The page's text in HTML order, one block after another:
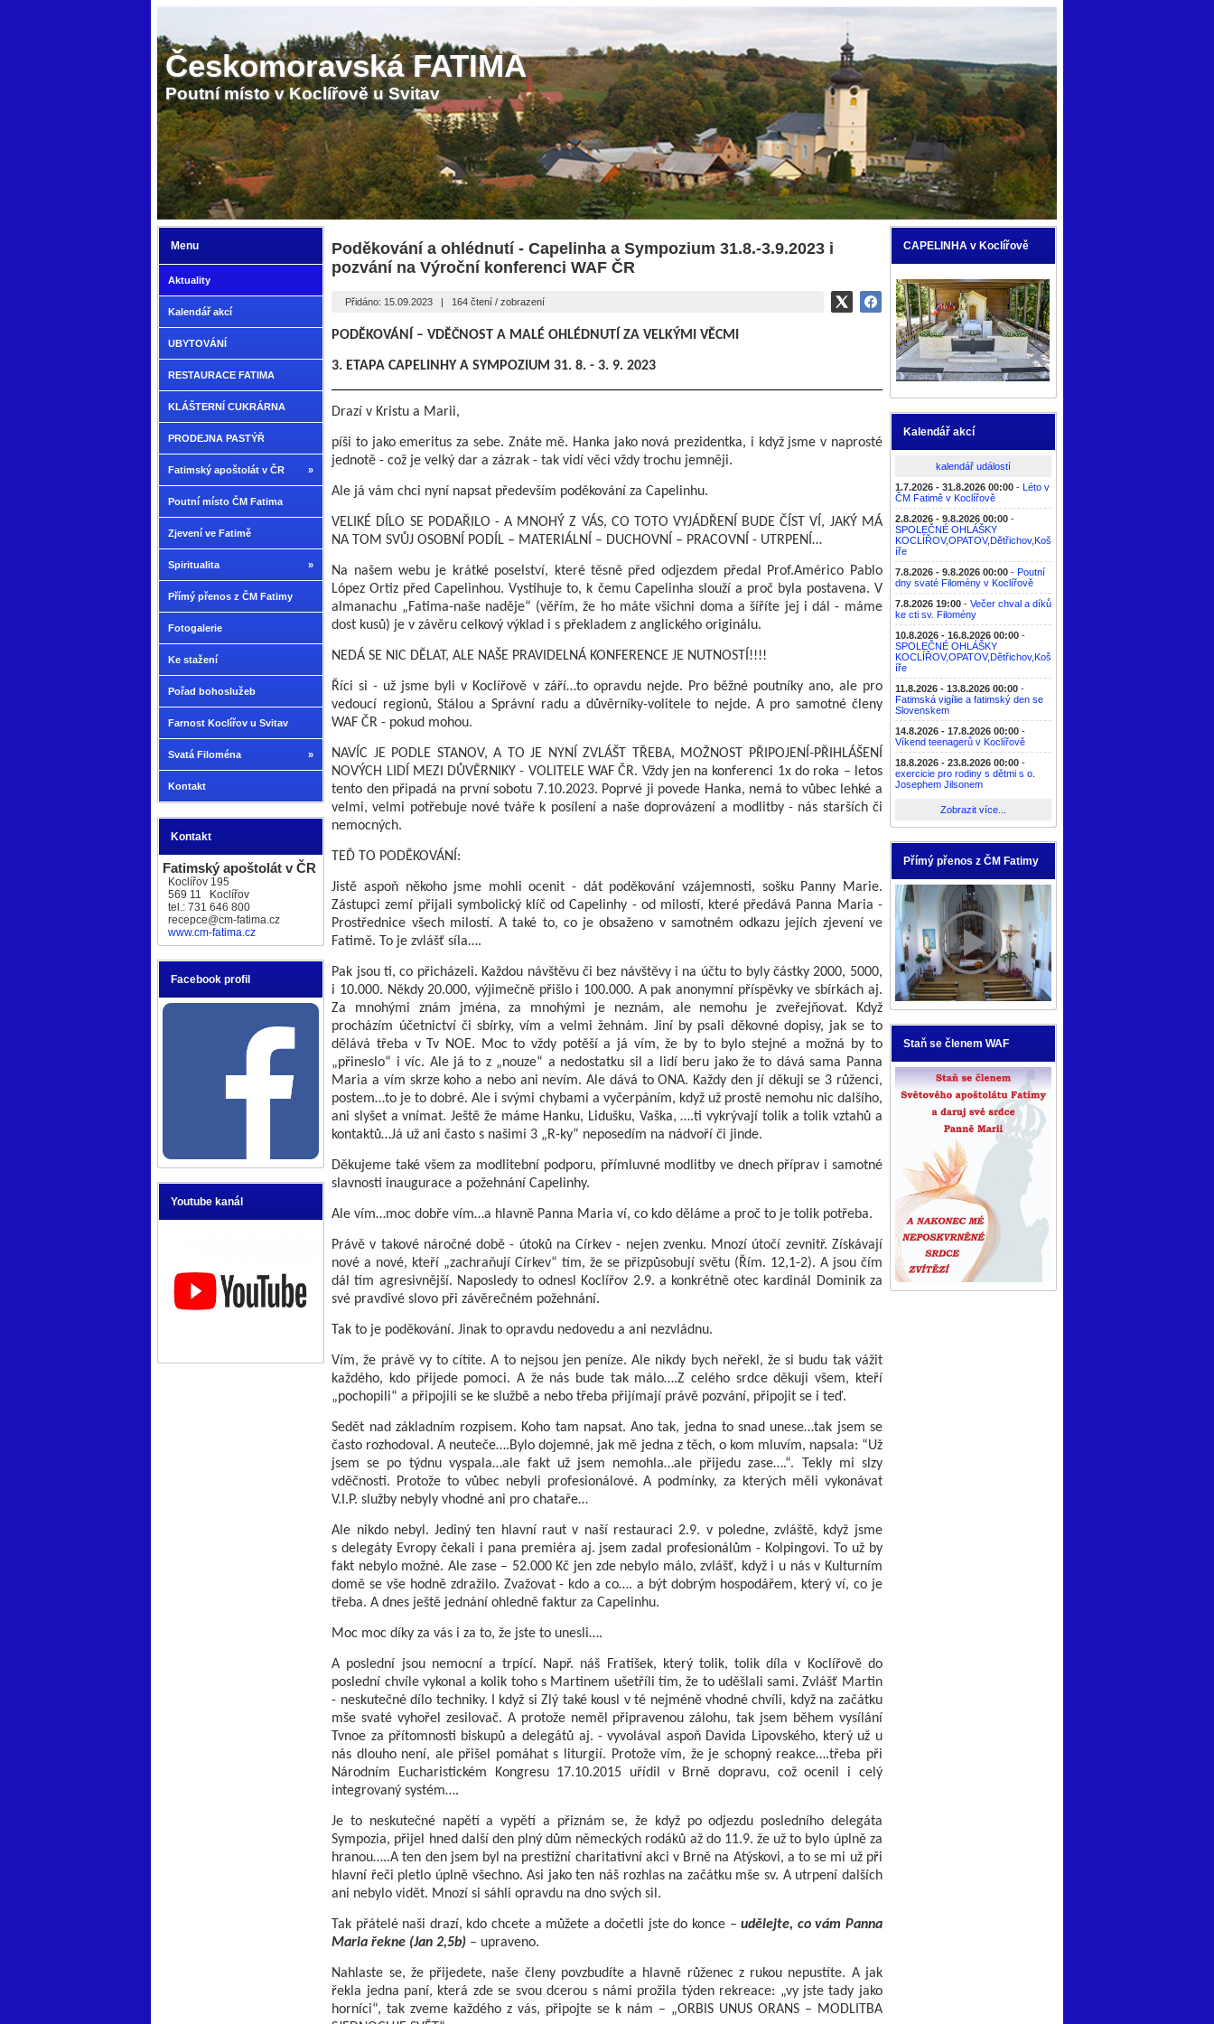
Českomoravská FATIMA
Poutní místo v Koclířově u Svitav
Menu
Aktuality
Kalendář akcí
UBYTOVÁNÍ
RESTAURACE FATIMA
KLÁŠTERNÍ CUKRÁRNA
PRODEJNA PASTÝŘ
»
Fatimský apoštolát v ČR
Poutní místo ČM Fatima
Zjevení ve Fatimě
»
Spiritualita
Přímý přenos z ČM Fatimy
Fotogalerie
Ke stažení
Pořad bohoslužeb
Farnost Koclířov u Svitav
»
Svatá Filoména
Kontakt
Kontakt
Fatimský apoštolát v ČR
Koclířov 195
569 11 Koclířov
tel.: 731 646 800
recepce@cm-fatima.cz
www.cm-fatima.cz
Facebook profil
Youtube kanál
CAPELINHA v Koclířově
Kalendář akcí
kalendář událostí
1.7.2026 - 31.8.2026 00:00- Léto v
ČM Fatimě v Koclířově
2.8.2026 - 9.8.2026 00:00-
SPOLEČNÉ OHLÁŠKY
KOCLÍŘOV,OPATOV,Dětřichov,Koš
íře
7.8.2026 - 9.8.2026 00:00- Poutní
dny svaté Filomény v Koclířově
7.8.2026 19:00- Večer chval a díků
ke cti sv. Filomény
10.8.2026 - 16.8.2026 00:00-
SPOLEČNÉ OHLÁŠKY
KOCLÍŘOV,OPATOV,Dětřichov,Koš
íře
11.8.2026 - 13.8.2026 00:00-
Fatimská vigílie a fatimský den se
Slovenskem
14.8.2026 - 17.8.2026 00:00-
Víkend teenagerů v Koclířově
18.8.2026 - 23.8.2026 00:00-
exercicie pro rodiny s dětmi s o.
Josephem Jilsonem
Zobrazit více...
Přímý přenos z ČM Fatimy
Staň se členem WAF
Poděkování a ohlédnutí - Capelinha a Sympozium 31.8.-3.9.2023 i
pozvání na Výroční konferenci WAF ČR
Přidáno: 15.09.2023 | 164 čtení / zobrazení
PODĚKOVÁNÍ – VDĚČNOST A MALÉ OHLÉDNUTÍ ZA VELKÝMI VĚCMI
3. ETAPA CAPELINHY A SYMPOZIUM 31. 8. - 3. 9. 2023
Drazí v Kristu a Marii,
píši to jako emeritus za sebe. Znáte mě. Hanka jako nová prezidentka, i když jsme v naprosté
jednotě - což je velký dar a zázrak - tak vidí věci vždy trochu jemněji.
Ale já vám chci nyní napsat především poděkování za Capelinhu.
VELIKÉ DÍLO SE PODAŘILO - A MNOHÝ Z VÁS, CO TOTO VYJÁDŘENÍ BUDE ČÍST VÍ, JAKÝ MÁ
NA TOM SVŮJ OSOBNÍ PODÍL – MATERIÁLNÍ – DUCHOVNÍ – PRACOVNÍ - UTRPENÍ…
Na našem webu je krátké poselství, které těsně před odjezdem předal Prof.Américo Pablo
López Ortiz před Capelinhou. Vystihuje to, k čemu Capelinha slouží a proč byla postavena. V
almanachu „Fatima-naše naděje“ (věřím, že ho máte všichni doma a šíříte jej i dál - máme
dost kusů) je v závěru celkový výklad i s překladem z anglického originálu.
NEDÁ SE NIC DĚLAT, ALE NAŠE PRAVIDELNÁ KONFERENCE JE NUTNOSTÍ!!!!
Říci si - už jsme byli v Koclířově v září…to opravdu nejde. Pro běžné poutníky ano, ale pro
vedoucí regionů, Stálou a Správní radu a důvěrníky-volitele to nejde. A pro samotné členy
WAF ČR - pokud mohou.
NAVÍC JE PODLE STANOV, A TO JE NYNÍ ZVLÁŠT TŘEBA, MOŽNOST PŘIPOJENÍ-PŘIHLÁŠENÍ
NOVÝCH LIDÍ MEZI DŮVĚRNIKY - VOLITELE WAF ČR. Vždy jen na konferenci 1x do roka – letos
tento den připadá na první sobotu 7.10.2023. Poprvé ji povede Hanka, nemá to vůbec lehké a
velmi, velmi potřebuje nové tváře k posílení a naše doprovázení a modlitby - nás starších či
nemocných.
TEĎ TO PODĚKOVÁNÍ:
Jistě aspoň někoho jsme mohli ocenit - dát poděkování vzájemnosti, sošku Panny Marie.
Zástupci zemí přijali symbolický klíč od Capelinhy - od milostí, které předává Panna Maria -
Prostřednice všech milostí. A také to, co je obsaženo v samotném odkazu jejích zjevení ve
Fatimě. To je zvlášť síla….
Pak jsou ti, co přicházeli. Každou návštěvu či bez návštěvy i na účtu to byly částky 2000, 5000,
i 10.000. Někdy 20.000, výjimečně přišlo i 100.000. A pak anonymní příspěvky ve sbírkách aj.
Za mnohými znám jména, za mnohými je neznám, ale nemohu je zveřejňovat. Když
procházím účetnictví či sbírky, vím a velmi žehnám. Jiní by psali děkovné dopisy, jak se to
dělává třeba v Tv NOE. Moc to vždy potěší a já vím, že by to bylo stejné a možná by to
„přineslo“ i víc. Ale já to z „nouze“ a nedostatku sil a lidí beru jako že to dává sama Panna
Maria a vím skrze koho a nebo ani nevím. Ale dává to ONA. Každy den jí děkuji se 3 růženci,
postem…to je to dobré. Ale i svými chybami a vyčerpáním, když už prostě nemohu nic dalšího,
ani slyšet a vnímat. Ještě že máme Hanku, Lidušku, Vaška, ….ti vykrývají tolik a tolik vztahů a
kontaktů…Já už ani často s našimi 3 „R-ky“ neposedím na nádvoří či jinde.
Děkujeme také všem za modlitební podporu, přímluvné modlitby ve dnech příprav i samotné
slavnosti inaugurace a požehnání Capelinhy.
Ale vím…moc dobře vím…a hlavně Panna Maria ví, co kdo děláme a proč to je tolik potřeba.
Právě v takové náročné době - útoků na Církev - nejen zvenku. Mnozí útočí zevnitř. Získávají
nové a nové, kteří „zachraňují Církev“ tím, že se přizpůsobují světu (Řím. 12,1-2). A jsou čím
dál tím agresivnější. Naposledy to odnesl Koclířov 2.9. a konkrétně otec kardinál Dominik za
své pravdivé slovo při závěrečném požehnání.
Tak to je poděkování. Jinak to opravdu nedovedu a ani nezvládnu.
Vím, že právě vy to cítíte. A to nejsou jen peníze. Ale nikdy bych neřekl, že si budu tak vážit
každého, kdo přijede pomoci. A že nás bude tak málo….Z celého srdce děkuji všem, kteří
„pochopili“ a připojili se ke službě a nebo třeba přijímají právě pozvání, připojit se i teď.
Sedět nad základním rozpisem. Koho tam napsat. Ano tak, jedna to snad unese…tak jsem se
často rozhodoval. A neuteče….Bylo dojemné, jak mě jedna z těch, o kom mluvím, napsala: “Už
jsem se po týdnu vyspala…ale fakt už jsem nemohla…ale přijedu zase….“. Tekly mi slzy
vděčnosti. Protože to vůbec nebyli profesionálové. A podmínky, za kterých měli vykonávat
V.I.P. služby nebyly vhodné ani pro chataře…
Ale nikdo nebyl. Jediný ten hlavní raut v naší restauraci 2.9. v poledne, zvláště, když jsme
s delegáty Evropy čekali i pana premiéra aj. jsem zadal profesionálům - Kolpingovi. To už by
fakt nebylo možné. Ale zase – 52.000 Kč jen zde nebylo málo, zvlášť, když i u nás v Kulturním
domě se vše hodně zdražilo. Zvažovat - kdo a co…. a být dobrým hospodářem, který ví, co je
třeba. A dnes ještě jednání ohledně faktur za Capelinhu.
Moc moc díky za vás i za to, že jste to unesli….
A poslední jsou nemocní a trpící. Např. náš Fratišek, který tolik, tolik díla v Koclířově do
poslední chvíle vykonal a kolik toho s Martinem ušetříli tím, že to uděšlali sami. Zvlášť Martin
- neskutečné dílo techniky. I když si Zlý také kousl v té nejméně vhodné chvíli, když na začátku
mše svaté vyhořel zesilovač. A protože neměl připravenou zálohu, tak jsem během vysílání
Tvnoe za přítomnosti biskupů a delegátů aj. - vyvolával aspoň Davida Lipovského, který už u
nás dlouho není, ale přišel pomáhat s liturgií. Protože vím, že je schopný reakce….třeba při
Národním Eucharistickém Kongresu 17.10.2015 uřídil v Brně dopravu, což ocenil i celý
integrovaný systém….
Je to neskutečné napětí a vypětí a přiznám se, že když po odjezdu posledního delegáta
Sympozia, přijel hned další den plný dům německých rodáků až do 11.9. že už to bylo úplně za
hranou…..A ten den jsem byl na prestižní charitativní akci v Brně na Atýskovi, a to se mi už při
hlavní řeči pletlo úplně všechno. Asi jako ten náš rozhlas na začátku mše sv. A utrpení dalších
ani nebylo vidět. Mnozí si sáhli opravdu na dno svých sil.
Tak přátelé naši drazí, kdo chcete a můžete a dočetli jste do konce –udělejte, co vám Panna
Maria řekne (Jan 2,5b) – upraveno.
Nahlaste se, že přijedete, naše členy povzbudíte a hlavně růženec z rukou nepustíte. A jak
řekla jedna paní, která zde se svou dcerou s námi prožila týden rekreace: „vy jste tady jako
horníci“, tak zveme každého z vás, připojte se k nám – „ORBIS UNUS ORANS – MODLITBA